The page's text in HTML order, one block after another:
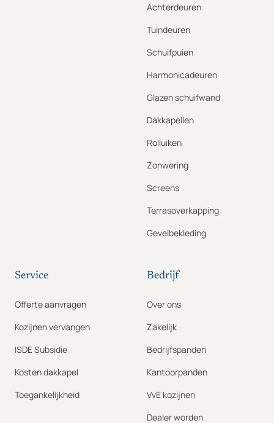
Achterdeuren
Tuindeuren
Schuifpuien
Harmonicadeuren
Glazen schuifwand
Dakkapellen
Rolluiken
Zonwering
Screens
Terrasoverkapping
Gevelbekleding
Service
Offerte aanvragen
Kozijnen vervangen
ISDE Subsidie
Kosten dakkapel
Toegankelijkheid
Bedrijf
Over ons
Zakelijk
Bedrijfspanden
Kantoorpanden
VvE kozijnen
Dealer worden